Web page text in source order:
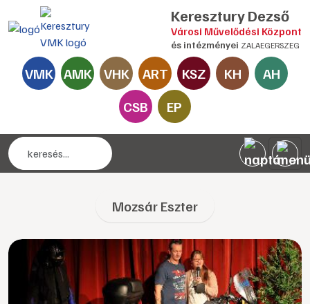
Keresztury Dezső
Városi Művelődési Központ
és intézményei ZALAEGERSZEG
VMK AMK VHK ART KSZ KH
AH
CSB
EP
Mozsár Eszter